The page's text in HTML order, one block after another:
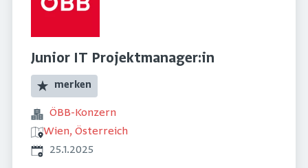
Junior IT Projektmanager:in
merken
ÖBB-Konzern
Wien, Österreich
Veröffentlicht
25.1.2025